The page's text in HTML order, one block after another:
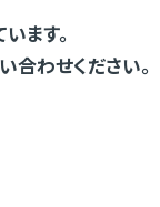
ます。
わせください。